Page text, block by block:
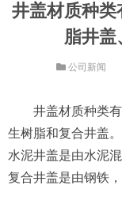
井盖材质种
脂井盖
公司新闻
井盖材质种类
生树脂和复合井盖
水泥井盖是由水泥
复合井盖是由钢铁